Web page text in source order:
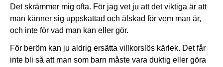
Det skrämmer mig ofta. För jag vet ju att det viktiga är att
man känner sig uppskattad och älskad för vem man är,
och inte för vad man kan eller gör.
För beröm kan ju aldrig ersätta villkorslös kärlek. Det får
inte bli så att man som barn måste vara duktig eller göra